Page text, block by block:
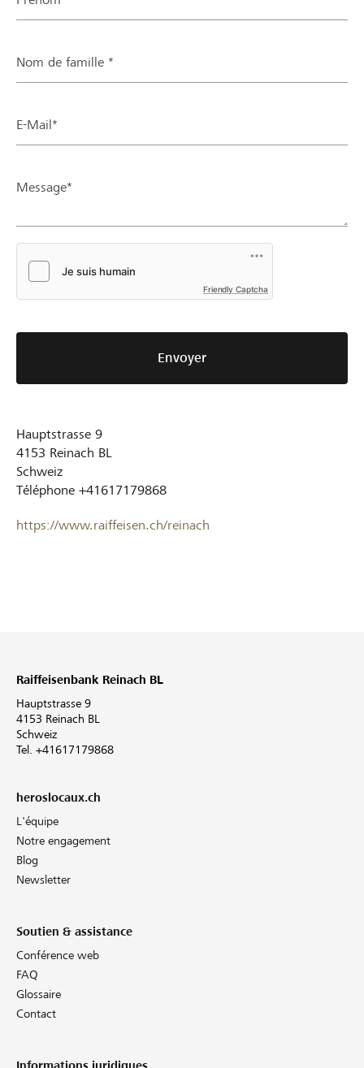
Nom de famille *
E-Mail*
Message*
Friendly Captcha
Envoyer
Hauptstrasse 9
4153 Reinach BL
Schweiz
Téléphone +41617179868
https://www.raiffeisen.ch/reinach
Raiffeisenbank Reinach BL
Hauptstrasse 9
4153 Reinach BL
Schweiz
Tel. +41617179868
heroslocaux.ch
L'équipe
Notre engagement
Blog
Newsletter
Soutien & assistance
Conférence web
FAQ
Glossaire
Contact
Informations juridiques